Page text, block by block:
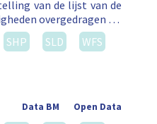
van de lijst van de
overgedragen …
SHP SLD
WFS
Open Data
Data BM